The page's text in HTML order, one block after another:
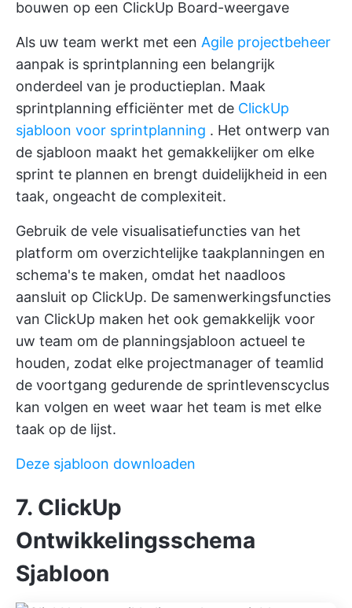
bouwen op een ClickUp Board-weergave
Als uw team werkt met een Agile projectbeheer
aanpak is sprintplanning een belangrijk
onderdeel van je productieplan. Maak
sprintplanning efficiënter met de ClickUp
sjabloon voor sprintplanning . Het ontwerp van
de sjabloon maakt het gemakkelijker om elke
sprint te plannen en brengt duidelijkheid in een
taak, ongeacht de complexiteit.
Gebruik de vele visualisatiefuncties van het
platform om overzichtelijke taakplanningen en
schema's te maken, omdat het naadloos
aansluit op ClickUp. De samenwerkingsfuncties
van ClickUp maken het ook gemakkelijk voor
uw team om de planningsjabloon actueel te
houden, zodat elke projectmanager of teamlid
de voortgang gedurende de sprintlevenscyclus
kan volgen en weet waar het team is met elke
taak op de lijst.
Deze sjabloon downloaden
7. ClickUp
Ontwikkelingsschema
Sjabloon